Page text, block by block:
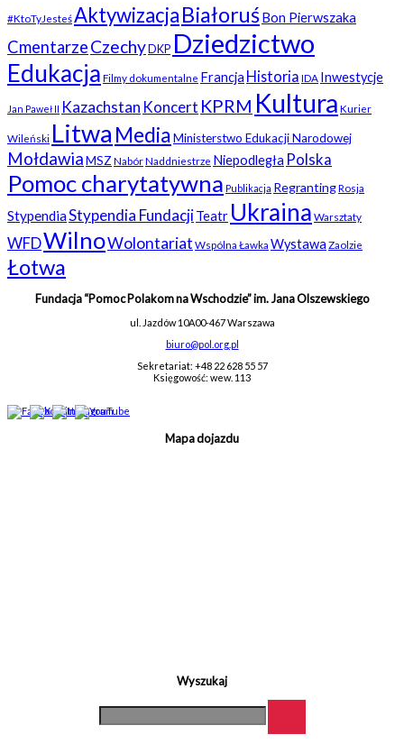
#KtoTyJesteśAktywizacjaBiałoruśBon Pierwszaka
CmentarzeCzechyDKP Dziedzictwo
Edukacja Filmy dokumentalne Francja Historia IDA Inwestycje
Jan Paweł II Kazachstan Koncert KPRM Kultura Kurier
Wileński Litwa MediaMinisterstwo Edukacji Narodowej
MołdawiaMSZ NabórNaddniestrze Niepodległa Polska
Pomoc charytatywna Publikacja RegrantingRosja
StypendiaStypendia FundacjiTeatr Ukraina Warsztaty
WFDWilnoWolontariat Wspólna Ławka Wystawa Zaolzie
Łotwa
Fundacja “Pomoc Polakom na Wschodzie” im. Jana Olszewskiego
ul. Jazdów 10A00-467 Warszawa
biuro@pol.org.pl
Sekretariat: +48 22 628 55 57
Księgowość: wew. 113
Mapa dojazdu
Wyszukaj